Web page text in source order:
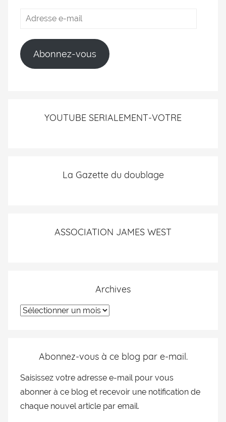
Abonnez-vous
YOUTUBE SERIALEMENT-VOTRE
La Gazette du doublage
ASSOCIATION JAMES WEST
Archives
Abonnez-vous à ce blog par e-mail.
Saisissez votre adresse e-mail pour vous
abonner à ce blog et recevoir une notification de
chaque nouvel article par email.